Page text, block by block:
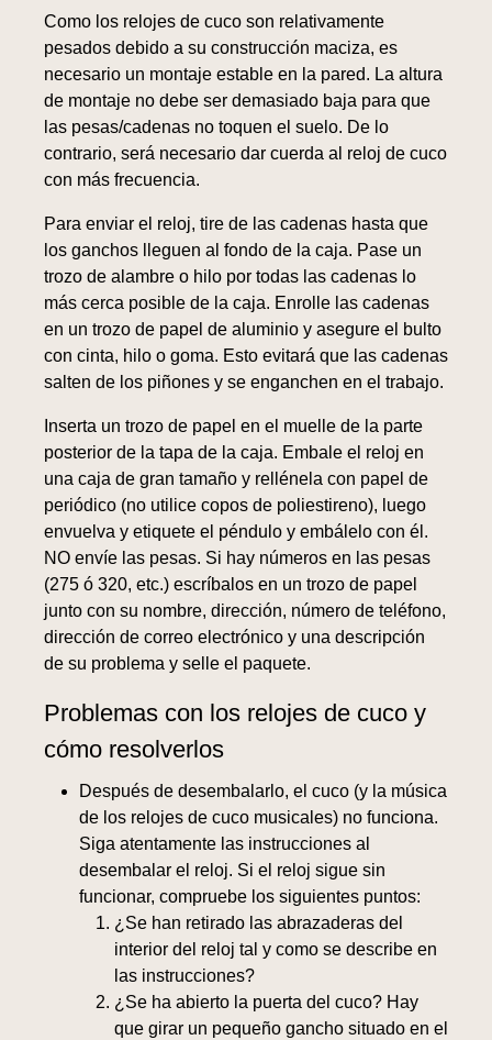
Como los relojes de cuco son relativamente
pesados debido a su construcción maciza, es
necesario un montaje estable en la pared. La altura
de montaje no debe ser demasiado baja para que
las pesas/cadenas no toquen el suelo. De lo
contrario, será necesario dar cuerda al reloj de cuco
con más frecuencia.
Para enviar el reloj, tire de las cadenas hasta que
los ganchos lleguen al fondo de la caja. Pase un
trozo de alambre o hilo por todas las cadenas lo
más cerca posible de la caja. Enrolle las cadenas
en un trozo de papel de aluminio y asegure el bulto
con cinta, hilo o goma. Esto evitará que las cadenas
salten de los piñones y se enganchen en el trabajo.
Inserta un trozo de papel en el muelle de la parte
posterior de la tapa de la caja. Embale el reloj en
una caja de gran tamaño y rellénela con papel de
periódico (no utilice copos de poliestireno), luego
envuelva y etiquete el péndulo y embálelo con él.
NO envíe las pesas. Si hay números en las pesas
(275 ó 320, etc.) escríbalos en un trozo de papel
junto con su nombre, dirección, número de teléfono,
dirección de correo electrónico y una descripción
de su problema y selle el paquete.
Problemas con los relojes de cuco y
cómo resolverlos
Después de desembalarlo, el cuco (y la música
de los relojes de cuco musicales) no funciona.
Siga atentamente las instrucciones al
desembalar el reloj. Si el reloj sigue sin
funcionar, compruebe los siguientes puntos:
¿Se han retirado las abrazaderas del
interior del reloj tal y como se describe en
las instrucciones?
¿Se ha abierto la puerta del cuco? Hay
que girar un pequeño gancho situado en el